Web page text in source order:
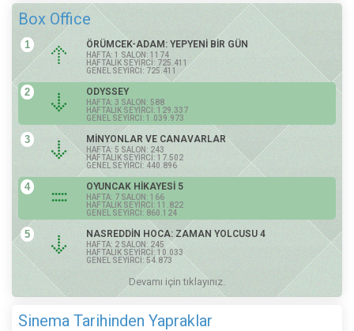
Box Office
1 ÖRÜMCEK-ADAM: YEPYENİ BİR GÜN
HAFTA: 1 SALON: 1174
HAFTALIK SEYİRCİ: 725.411
GENEL SEYİRCİ: 725.411
2 ODYSSEY
HAFTA: 3 SALON: 588
HAFTALIK SEYİRCİ: 129.337
GENEL SEYİRCİ: 1.039.973
3 MİNYONLAR VE CANAVARLAR
HAFTA: 5 SALON: 243
HAFTALIK SEYİRCİ: 17.502
GENEL SEYİRCİ: 440.896
4 OYUNCAK HİKAYESİ 5
HAFTA: 7 SALON: 166
HAFTALIK SEYİRCİ: 11.822
GENEL SEYİRCİ: 860.124
5 NASREDDİN HOCA: ZAMAN YOLCUSU 4
HAFTA: 2 SALON: 245
HAFTALIK SEYİRCİ: 10.033
GENEL SEYİRCİ: 54.873
Devamı için tıklayınız.
Sinema Tarihinden Yapraklar